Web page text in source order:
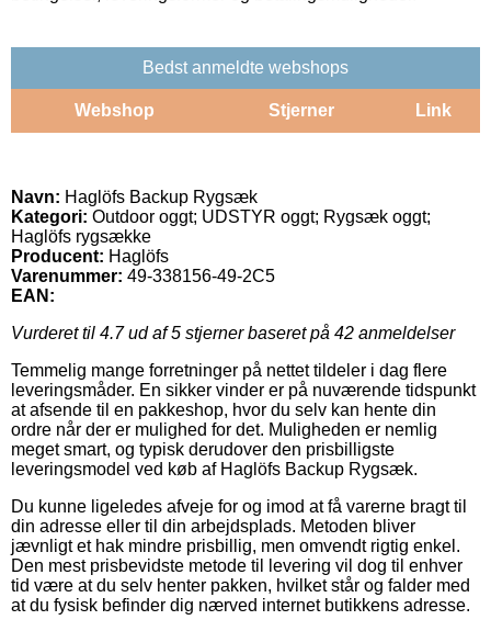
Bedst anmeldte webshops
Webshop Stjerner Link
Navn: Haglöfs Backup Rygsæk
Kategori: Outdoor oggt; UDSTYR oggt; Rygsæk oggt;
Haglöfs rygsække
Producent: Haglöfs
Varenummer: 49-338156-49-2C5
EAN:
Vurderet til 4.7ud af 5 stjerner baseret på 42 anmeldelser
Temmelig mange forretninger på nettet tildeler i dag flere
leveringsmåder. En sikker vinder er på nuværende tidspunkt
at afsende til en pakkeshop, hvor du selv kan hente din
ordre når der er mulighed for det. Muligheden er nemlig
meget smart, og typisk derudover den prisbilligste
leveringsmodel ved køb af Haglöfs Backup Rygsæk.
Du kunne ligeledes afveje for og imod at få varerne bragt til
din adresse eller til din arbejdsplads. Metoden bliver
jævnligt et hak mindre prisbillig, men omvendt rigtig enkel.
Den mest prisbevidste metode til levering vil dog til enhver
tid være at du selv henter pakken, hvilket står og falder med
at du fysisk befinder dig nærved internet butikkens adresse.